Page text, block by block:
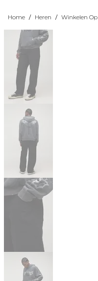
Home / Heren / Winkelen